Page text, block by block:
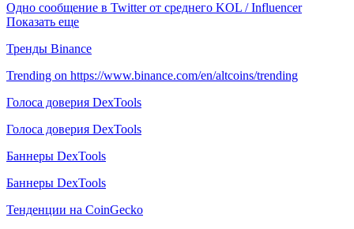
Одно сообщение в Twitter от среднего KOL / Influencer
Показать еще
Тренды Binance
Trending on https://www.binance.com/en/altcoins/trending
Голоса доверия DexTools
Голоса доверия DexTools
Баннеры DexTools
Баннеры DexTools
Тенденции на CoinGecko